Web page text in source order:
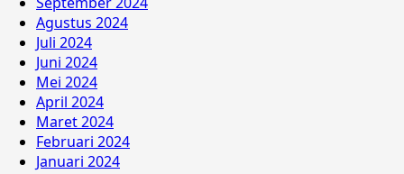
Agustus 2024
Juli 2024
Juni 2024
Mei 2024
April 2024
Maret 2024
Februari 2024
Januari 2024